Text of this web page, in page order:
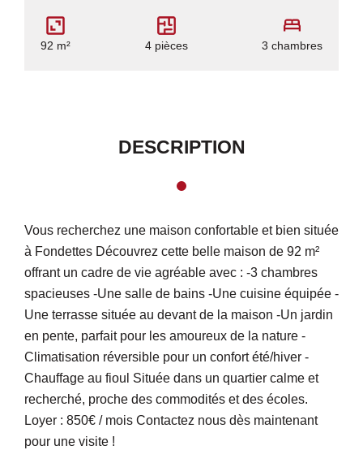
92 m² 4 pièces 3 chambres
DESCRIPTION
Vous recherchez une maison confortable et bien située
à Fondettes Découvrez cette belle maison de 92 m²
offrant un cadre de vie agréable avec : -3 chambres
spacieuses -Une salle de bains -Une cuisine équipée -
Une terrasse située au devant de la maison -Un jardin
en pente, parfait pour les amoureux de la nature -
Climatisation réversible pour un confort été/hiver -
Chauffage au fioul Située dans un quartier calme et
recherché, proche des commodités et des écoles.
Loyer : 850€ / mois Contactez nous dès maintenant
pour une visite !